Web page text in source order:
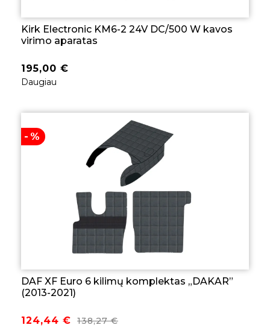
Kirk Electronic KM6-2 24V DC/500 W kavos
virimo aparatas
195,00 €
Daugiau
-%
DAF XF Euro 6 kilimų komplektas „DAKAR”
(2013-2021)
138,27€
Original
124,44 €
Current